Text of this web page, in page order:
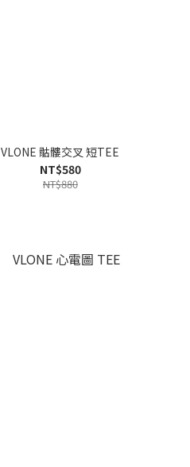
VLONE 骷髏交叉 短TEE
NT$580
NT$880